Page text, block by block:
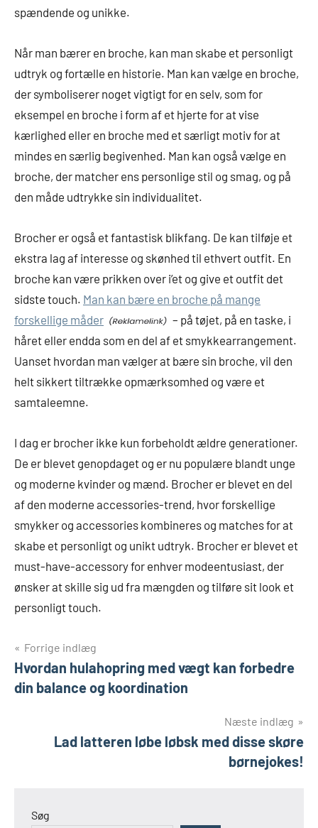
spændende og unikke.
Når man bærer en broche, kan man skabe et personligt
udtryk og fortælle en historie. Man kan vælge en broche,
der symboliserer noget vigtigt for en selv, som for
eksempel en broche i form af et hjerte for at vise
kærlighed eller en broche med et særligt motiv for at
mindes en særlig begivenhed. Man kan også vælge en
broche, der matcher ens personlige stil og smag, og på
den måde udtrykke sin individualitet.
Brocher er også et fantastisk blikfang. De kan tilføje et
ekstra lag af interesse og skønhed til ethvert outfit. En
broche kan være prikken over i’et og give et outfit det
sidste touch. Man kan bære en broche på mange
forskellige måder
– på tøjet, på en taske, i
håret eller endda som en del af et smykkearrangement.
Uanset hvordan man vælger at bære sin broche, vil den
helt sikkert tiltrække opmærksomhed og være et
samtaleemne.
I dag er brocher ikke kun forbeholdt ældre generationer.
De er blevet genopdaget og er nu populære blandt unge
og moderne kvinder og mænd. Brocher er blevet en del
af den moderne accessories-trend, hvor forskellige
smykker og accessories kombineres og matches for at
skabe et personligt og unikt udtryk. Brocher er blevet et
must-have-accessory for enhver modeentusiast, der
ønsker at skille sig ud fra mængden og tilføre sit look et
personligt touch.
Indlægsnavigation
Forrige indlæg
Hvordan hulahopring med vægt kan forbedre
din balance og koordination
Næste indlæg
Lad latteren løbe løbsk med disse skøre
børnejokes!
Søg